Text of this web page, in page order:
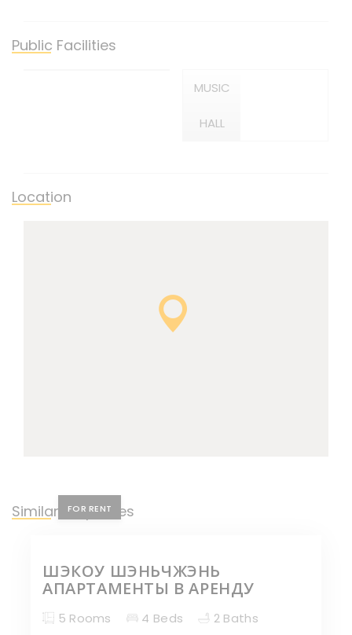
Public Facilities
MUSIC
HALL
Location
Similar Properties
FOR RENT
ШЭКОУ ШЭНЬЧЖЭНЬ
АПАРТАМЕНТЫ В АРЕНДУ
5 Rooms 4 Beds 2 Baths